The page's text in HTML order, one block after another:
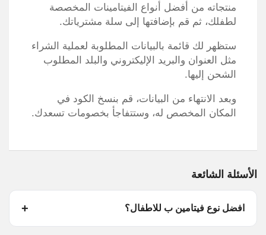
منتجاته من أفضل أنواع الفيتامينات المخصصة
لطفلك، ثم قم بإضافتها إلى سلة مشترياتك.
ستظهر لك قائمة بالبيانات المطلوبة لعملية الشراء
مثل العنوان والبريد الإليكتروني والبلد المطلوب
الشحن إليها.
وبعد الانتهاء من البيانات، قم بنسخ الكود في
المكان المخصص له، وستتفاجأ بخصومات تسعدك.
الأسئلة الشائعة
افضل نوع فيتامين ب للاطفال؟